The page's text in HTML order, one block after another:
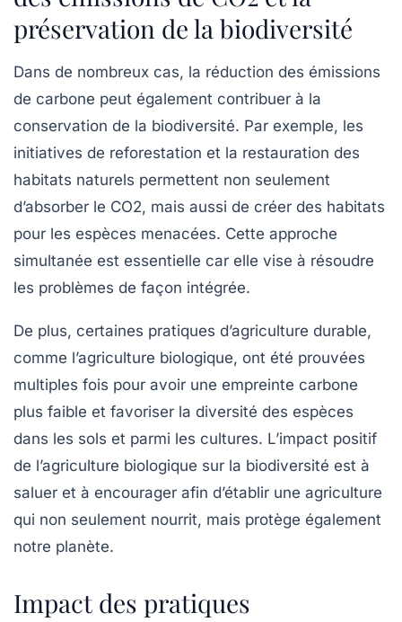
préservation de la biodiversité
Dans de nombreux cas, la réduction des émissions
de carbone peut également contribuer à la
conservation de la biodiversité. Par exemple, les
initiatives de reforestation et la restauration des
habitats naturels permettent non seulement
d’absorber le CO2, mais aussi de créer des habitats
pour les espèces menacées. Cette approche
simultanée est essentielle car elle vise à résoudre
les problèmes de façon intégrée.
De plus, certaines pratiques d’agriculture durable,
comme l’agriculture biologique, ont été prouvées
multiples fois pour avoir une empreinte carbone
plus faible et favoriser la diversité des espèces
dans les sols et parmi les cultures. L’impact positif
de l’agriculture biologique sur la biodiversité est à
saluer et à encourager afin d’établir une agriculture
qui non seulement nourrit, mais protège également
notre planète.
Impact des pratiques